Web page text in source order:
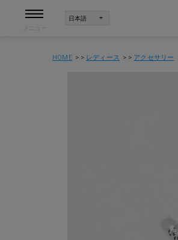
HOME レディース アクセサリー